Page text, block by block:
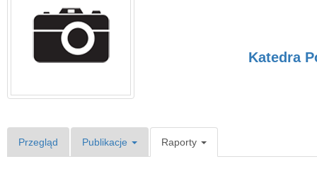
Katedra
Przegląd Publikacje Raporty